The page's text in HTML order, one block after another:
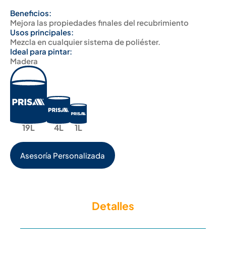
Beneficios:
Mejora las propiedades finales del recubrimiento
Usos principales:
Mezcla en cualquier sistema de poliéster.
Ideal para pintar:
Madera
19L 4L 1L
Asesoría Personalizada
Detalles